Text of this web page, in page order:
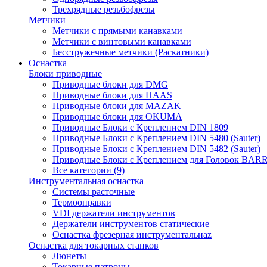
Трехрядные резьбофрезы
Метчики
Метчики с прямыми канавками
Метчики с винтовыми канавками
Бесстружечные метчики (Раскатники)
Оснастка
Блоки приводные
Приводные блоки для DMG
Приводные блоки для HAAS
Приводные блоки для MAZAK
Приводные блоки для OKUMA
Приводные Блоки с Креплением DIN 1809
Приводные Блоки с Креплением DIN 5480 (Sauter)
Приводные Блоки с Креплением DIN 5482 (Sauter)
Приводные Блоки с Креплением для Головок
Все категории (9)
Инструментальная оснастка
Системы расточные
Термооправки
VDI держатели инструментов
Держатели инструментов статические
Оснастка фрезерная инструментальнаz
Оснастка для токарных станков
Люнеты